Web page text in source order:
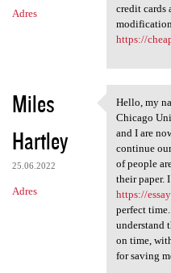
Adres
credit cards
https://
Miles
Hartley
25.06.2022
Adres
Hello, my
Hello, my
Chicago
and I are
continue
of people
their paper.
https://
perfect
understand
on time,
for saving